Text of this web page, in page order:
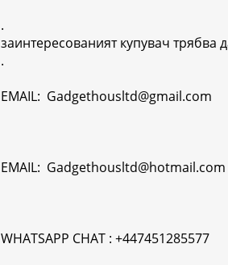
.
заинтересованият купувач трябва
.
EMAIL: Gadgethousltd@gmail.com
EMAIL: Gadgethousltd@hotmail.com
WHATSAPP CHAT : +447451285577